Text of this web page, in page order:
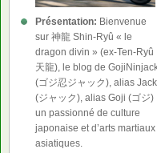
Présentation: Bienvenue
sur 神龍 Shin-Ryû « le
dragon divin » (ex-Ten-Ryû
天龍), le blog de
(ゴジ忍ジャック), alias Jack
(ジャック), alias Goji (ゴジ)
un passionné de culture
japonaise et d’arts martiaux
asiatiques.